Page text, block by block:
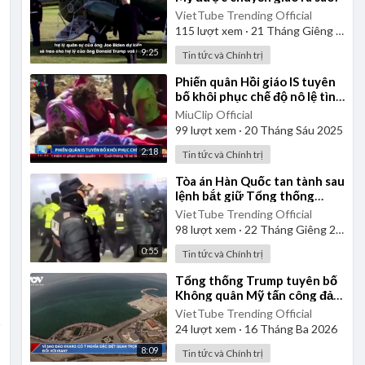
9:25
VietTube Trending Official
115 lượt xem · 21 Tháng Giêng 2025
Tin tức và Chính trị
2:18
⁣Phiến quân Hồi giáo IS tuyên
bố khôi phục chế độ nô lệ tình
dục
MiuClip Official
99 lượt xem · 20 Tháng Sáu 2025
Tin tức và Chính trị
0:55
⁣Tòa án Hàn Quốc tan tành sau
lệnh bắt giữ Tổng thống
Yoon
VietTube Trending Official
98 lượt xem · 22 Tháng Giêng 2025
Tin tức và Chính trị
8:09
⁣Tổng thống Trump tuyên bố
Không quân Mỹ tấn công đảo
Kharg của Iran
VietTube Trending Official
24lượt xem · 16 Tháng Ba 2026
Tin tức và Chính trị